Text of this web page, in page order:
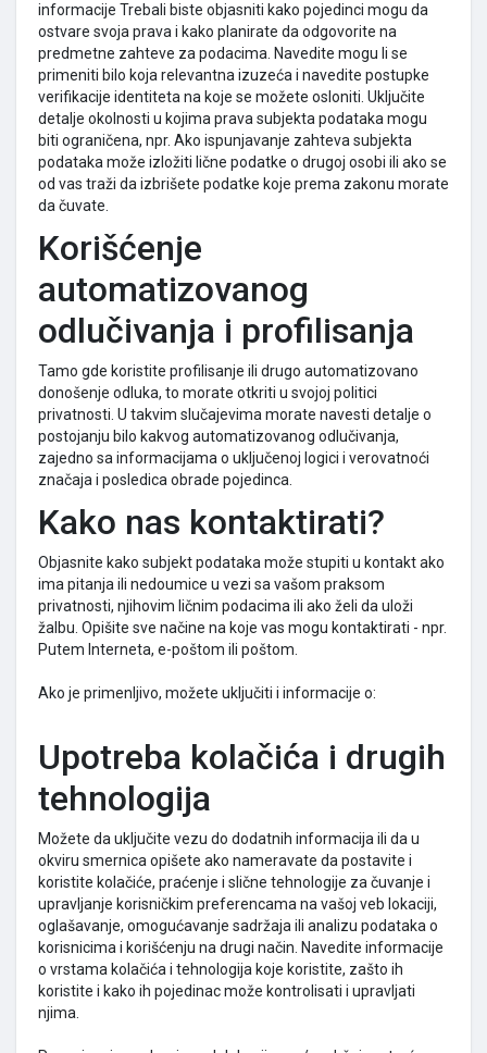
informacije Trebali biste objasniti kako pojedinci mogu da
ostvare svoja prava i kako planirate da odgovorite na
predmetne zahteve za podacima. Navedite mogu li se
primeniti bilo koja relevantna izuzeća i navedite postupke
verifikacije identiteta na koje se možete osloniti. Uključite
detalje okolnosti u kojima prava subjekta podataka mogu
biti ograničena, npr. Ako ispunjavanje zahteva subjekta
podataka može izložiti lične podatke o drugoj osobi ili ako se
od vas traži da izbrišete podatke koje prema zakonu morate
da čuvate.
Korišćenje
automatizovanog
odlučivanja i profilisanja
Tamo gde koristite profilisanje ili drugo automatizovano
donošenje odluka, to morate otkriti u svojoj politici
privatnosti. U takvim slučajevima morate navesti detalje o
postojanju bilo kakvog automatizovanog odlučivanja,
zajedno sa informacijama o uključenoj logici i verovatnoći
značaja i posledica obrade pojedinca.
Kako nas kontaktirati?
Objasnite kako subjekt podataka može stupiti u kontakt ako
ima pitanja ili nedoumice u vezi sa vašom praksom
privatnosti, njihovim ličnim podacima ili ako želi da uloži
žalbu. Opišite sve načine na koje vas mogu kontaktirati - npr.
Putem Interneta, e-poštom ili poštom.
Ako je primenljivo, možete uključiti i informacije o:
Upotreba kolačića i drugih
tehnologija
Možete da uključite vezu do dodatnih informacija ili da u
okviru smernica opišete ako nameravate da postavite i
koristite kolačiće, praćenje i slične tehnologije za čuvanje i
upravljanje korisničkim preferencama na vašoj veb lokaciji,
oglašavanje, omogućavanje sadržaja ili analizu podataka o
korisnicima i korišćenju na drugi način. Navedite informacije
o vrstama kolačića i tehnologija koje koristite, zašto ih
koristite i kako ih pojedinac može kontrolisati i upravljati
njima.